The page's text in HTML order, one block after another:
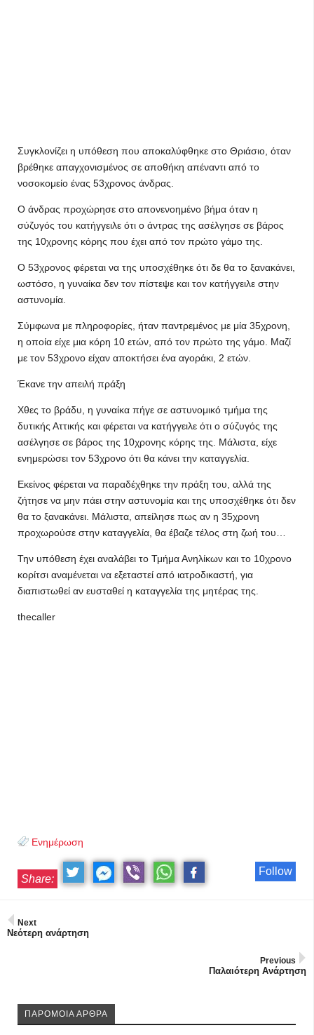
Συγκλονίζει η υπόθεση που αποκαλύφθηκε στο Θριάσιο, όταν
βρέθηκε απαγχονισμένος σε αποθήκη απέναντι από το
νοσοκομείο ένας 53χρονος άνδρας.
Ο άνδρας προχώρησε στο απονενοημένο βήμα όταν η
σύζυγός του κατήγγειλε ότι ο άντρας της ασέλγησε σε βάρος
της 10χρονης κόρης που έχει από τον πρώτο γάμο της.
Ο 53χρονος φέρεται να της υποσχέθηκε ότι δε θα το ξανακάνει,
ωστόσο, η γυναίκα δεν τον πίστεψε και τον κατήγγειλε στην
αστυνομία.
Σύμφωνα με πληροφορίες, ήταν παντρεμένος με μία 35χρονη,
η οποία είχε μια κόρη 10 ετών, από τον πρώτο της γάμο. Μαζί
με τον 53χρονο είχαν αποκτήσει ένα αγοράκι, 2 ετών.
Έκανε την απειλή πράξη
Χθες το βράδυ, η γυναίκα πήγε σε αστυνομικό τμήμα της
δυτικής Αττικής και φέρεται να κατήγγειλε ότι ο σύζυγός της
ασέλγησε σε βάρος της 10χρονης κόρης της. Μάλιστα, είχε
ενημερώσει τον 53χρονο ότι θα κάνει την καταγγελία.
Εκείνος φέρεται να παραδέχθηκε την πράξη του, αλλά της
ζήτησε να μην πάει στην αστυνομία και της υποσχέθηκε ότι δεν
θα το ξανακάνει. Μάλιστα, απείλησε πως αν η 35χρονη
προχωρούσε στην καταγγελία, θα έβαζε τέλος στη ζωή του…
Την υπόθεση έχει αναλάβει το Τμήμα Ανηλίκων και το 10χρονο
κορίτσι αναμένεται να εξεταστεί από ιατροδικαστή, για
διαπιστωθεί αν ευσταθεί η καταγγελία της μητέρας της.
thecaller
Ενημέρωση
Follow
Share:
Next
Νεότερη ανάρτηση
Previous
Παλαιότερη Ανάρτηση
ΠΑΡΟΜΟΙΑ ΑΡΘΡΑ